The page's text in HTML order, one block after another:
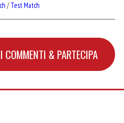
/Test Match
COMMENTI & PARTECIPA